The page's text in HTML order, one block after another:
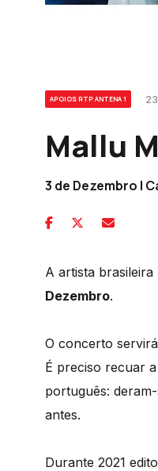
APOIOS RTP ANTENA 1
Mallu
3 de Dezembro |
A artista brasileira
Dezembro.
O concerto
É preciso recuar
português:
antes.
Durante 2021